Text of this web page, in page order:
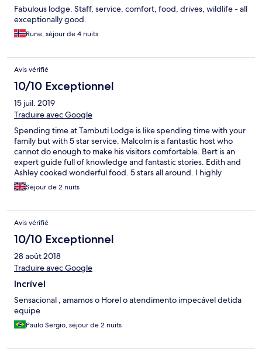
Fabulous lodge. Staff, service, comfort, food, drives, wildlife - all
exceptionally good.
Rune, séjour de 4 nuits
Avis vérifié
10/10 Exceptionnel
15 juil. 2019
Traduire avec Google
Spending time at Tambuti Lodge is like spending time with your
family but with 5 star service. Malcolm is a fantastic host who
cannot do enough to make his visitors comfortable. Bert is an
expert guide full of knowledge and fantastic stories. Edith and
Ashley cooked wonderful food. 5 stars all around. I highly
recommend visiting Tambuti Lodge. I will be going back.
Séjour de 2 nuits
Avis vérifié
10/10 Exceptionnel
28 août 2018
Traduire avec Google
Incrível
Sensacional , amamos o Horel o atendimento impecável detida
equipe
Paulo Sergio, séjour de 2 nuits